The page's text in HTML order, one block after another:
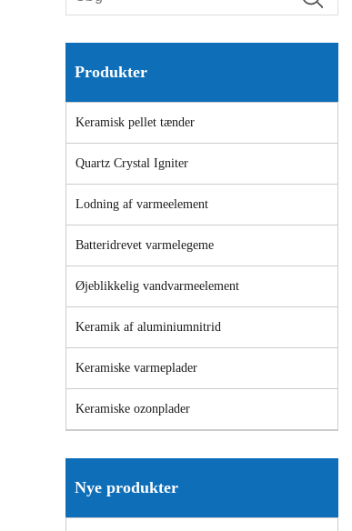
Produkter
Keramisk pellet tænder
Quartz Crystal Igniter
Lodning af varmeelement
Batteridrevet varmelegeme
Øjeblikkelig vandvarmeelement
Keramik af aluminiumnitrid
Keramiske varmeplader
Keramiske ozonplader
Nye produkter